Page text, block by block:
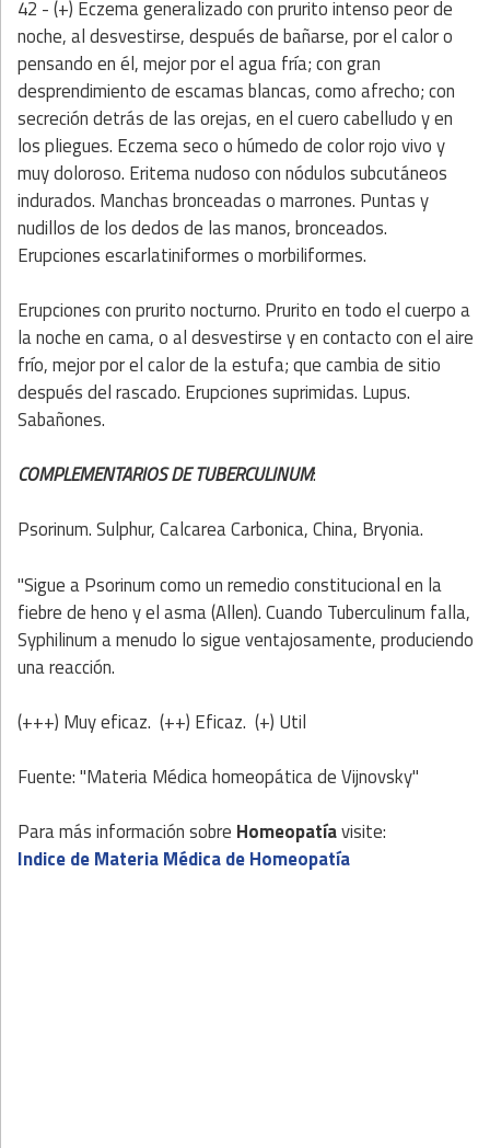
42 - (+) Eczema generalizado con prurito intenso peor de
noche, al desvestirse, después de bañarse, por el calor o
pensando en él, mejor por el agua fría; con gran
desprendimiento de escamas blancas, como afrecho; con
secreción detrás de las orejas, en el cuero cabelludo y en
los pliegues. Eczema seco o húmedo de color rojo vivo y
muy doloroso. Eritema nudoso con nódulos subcutáneos
indurados. Manchas bronceadas o marrones. Puntas y
nudillos de los dedos de las manos, bronceados.
Erupciones escarlatiniformes o morbiliformes.
Erupciones con prurito nocturno. Prurito en todo el cuerpo a
la noche en cama, o al desvestirse y en contacto con el aire
frío, mejor por el calor de la estufa; que cambia de sitio
después del rascado. Erupciones suprimidas. Lupus.
Sabañones.
COMPLEMENTARIOS DE TUBERCULINUM:
Psorinum. Sulphur, Calcarea Carbonica, China, Bryonia.
"Sigue a Psorinum como un remedio constitucional en la
fiebre de heno y el asma (Allen). Cuando Tuberculinum falla,
Syphilinum a menudo lo sigue ventajosamente, produciendo
una reacción.
(+++) Muy eficaz. (++) Eficaz. (+) Util
Fuente: "Materia Médica homeopática de Vijnovsky"
Para más información sobre Homeopatíavisite:
Indice de Materia Médica de Homeopatía